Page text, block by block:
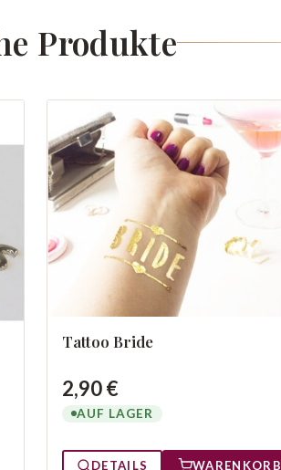
Produkte
Tattoo Bride
2,90 €
AUF LAGER
DETAILS WARENKORB